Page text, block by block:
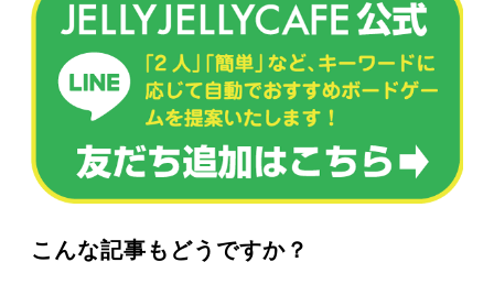
こんな記事もどうですか？